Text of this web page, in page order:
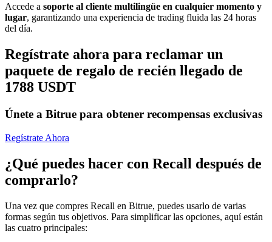
Accede a soporte al cliente multilingüe en cualquier momento y
lugar, garantizando una experiencia de trading fluida las 24 horas
del día.
Regístrate ahora para reclamar un
paquete de regalo de recién llegado de
1788 USDT
Únete a Bitrue para obtener recompensas exclusivas
Regístrate Ahora
¿Qué puedes hacer con Recall después de
comprarlo?
Una vez que compres Recall en Bitrue, puedes usarlo de varias
formas según tus objetivos. Para simplificar las opciones, aquí están
las cuatro principales: